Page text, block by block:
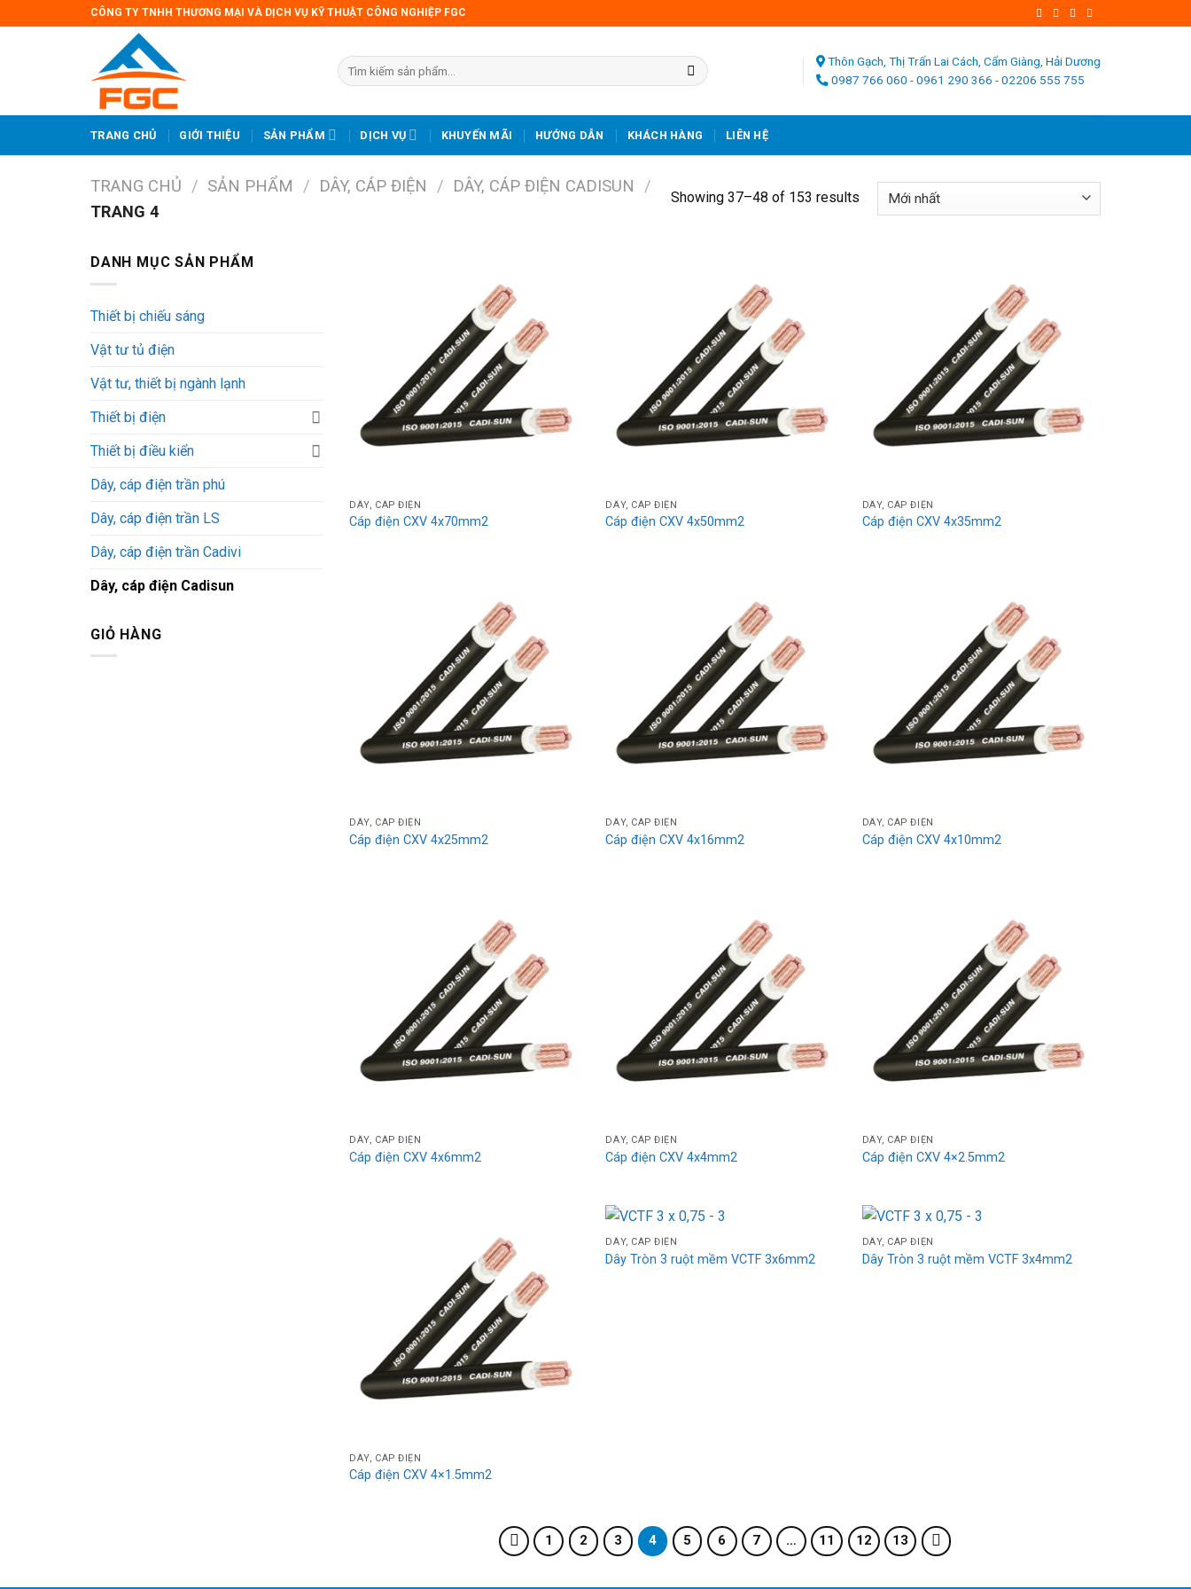
CÔNG TY TNHH THƯƠNG MẠI VÀ DỊCH VỤ KỸ THUẬT CÔNG NGHIỆP FGC
Thôn Gạch, Thị Trấn Lai Cách, Cẩm Giàng, Hải Dương
0987 766 060 -0961 290 366 -02206 555 755
TRANG CHỦ GIỚI THIỆU SẢN PHẨM DỊCH VỤ KHUYẾN MÃI HƯỚNG DẪN KHÁCH HÀNG LIÊN HỆ
TRANG CHỦ / SẢN PHẨM / DÂY, CÁP ĐIỆN / DÂY, CÁP ĐIỆN CADISUN
/
TRANG 4
Showing 37–48 of 153 results
DANH MỤC SẢN PHẨM
Thiết bị chiếu sáng
Vật tư tủ điện
Vật tư, thiết bị ngành lạnh
Thiết bị điện
Thiết bị điều kiển
Dây, cáp điện trần phú
Dây, cáp điện trần LS
Dây, cáp điện trần Cadivi
Dây, cáp điện Cadisun
GIỎ HÀNG
wishlist
DÂY, CÁP ĐIỆN
Cáp điện CXV 4x70mm2
wishlist
DÂY, CÁP ĐIỆN
Cáp điện CXV 4x50mm2
wishlist
DÂY, CÁP ĐIỆN
Cáp điện CXV 4x35mm2
wishlist
DÂY, CÁP ĐIỆN
Cáp điện CXV 4x25mm2
wishlist
DÂY, CÁP ĐIỆN
Cáp điện CXV 4x16mm2
wishlist
DÂY, CÁP ĐIỆN
Cáp điện CXV 4x10mm2
wishlist
DÂY, CÁP ĐIỆN
Cáp điện CXV 4x6mm2
wishlist
DÂY, CÁP ĐIỆN
Cáp điện CXV 4x4mm2
wishlist
DÂY, CÁP ĐIỆN
Cáp điện CXV 4×2.5mm2
wishlist
DÂY, CÁP ĐIỆN
Cáp điện CXV 4×1.5mm2
Add
to
DÂY, CÁP ĐIỆN
Dây Tròn 3 ruột mềm VCTF 3x6mm2
Add
to
DÂY, CÁP ĐIỆN
Dây Tròn 3 ruột mềm VCTF 3x4mm2
1 2 3 4 5 6 7 … 11 12 13